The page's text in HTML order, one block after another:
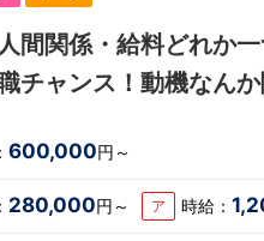
間関係・給料どれか
チャンス！動機なんか
600,000円～
280,000円～ ア 時給：